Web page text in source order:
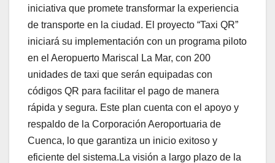
iniciativa que promete transformar la experiencia
de transporte en la ciudad. El proyecto “Taxi QR”
iniciará su implementación con un programa piloto
en el Aeropuerto Mariscal La Mar, con 200
unidades de taxi que serán equipadas con
códigos QR para facilitar el pago de manera
rápida y segura. Este plan cuenta con el apoyo y
respaldo de la Corporación Aeroportuaria de
Cuenca, lo que garantiza un inicio exitoso y
eficiente del sistema.La visión a largo plazo de la